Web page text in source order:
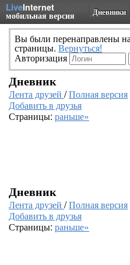
LiveInternet
мобильная версия Дневники
Вы были перенаправлены
страницы. Вернуться!
Авторизация
Дневник
Лента друзей /Полная версия
Добавить в друзья
Страницы: раньше»
Дневник
Лента друзей /Полная версия
Добавить в друзья
Страницы: раньше»